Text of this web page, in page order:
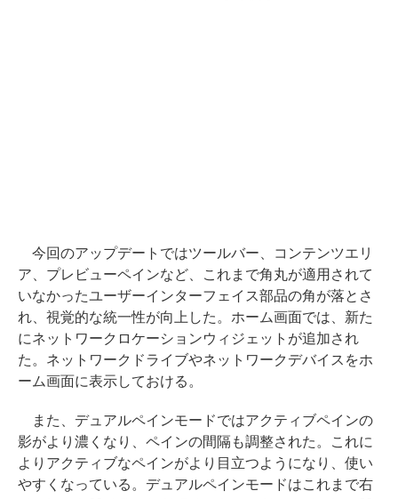
今回のアップデートではツールバー、コンテンツエリ
ア、プレビューペインなど、これまで角丸が適用されて
いなかったユーザーインターフェイス部品の角が落とさ
れ、視覚的な統一性が向上した。ホーム画面では、新た
にネットワークロケーションウィジェットが追加され
た。ネットワークドライブやネットワークデバイスをホ
ーム画面に表示しておける。
また、デュアルペインモードではアクティブペインの
影がより濃くなり、ペインの間隔も調整された。これに
よりアクティブなペインがより目立つようになり、使い
やすくなっている。デュアルペインモードはこれまで右